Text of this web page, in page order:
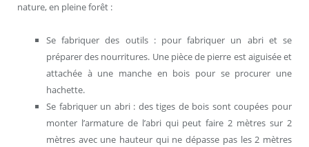
nature, en pleine forêt :
Se fabriquer des outils : pour fabriquer un abri et se
préparer des nourritures. Une pièce de pierre est aiguisée et
attachée à une manche en bois pour se procurer une
hachette.
Se fabriquer un abri : des tiges de bois sont coupées pour
monter l’armature de l’abri qui peut faire 2 mètres sur 2
mètres avec une hauteur qui ne dépasse pas les 2 mètres